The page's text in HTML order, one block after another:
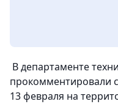
В департаменте
прокомментировали
13 февраля на